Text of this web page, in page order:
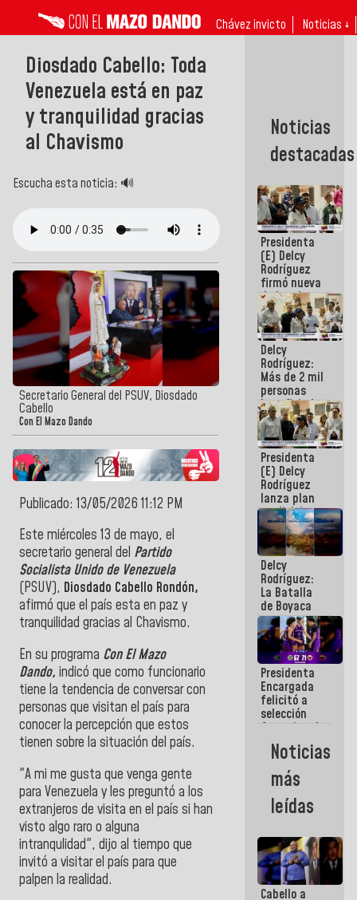
Chávez invicto Noticias ↓
Diosdado Cabello: Toda
Venezuela está en paz
y tranquilidad gracias
al Chavismo
Escucha esta noticia: 🔊
Secretario General del PSUV, Diosdado
Cabello
Con El Mazo Dando
Publicado: 13/05/2026 11:12 PM
Este miércoles 13 de mayo, el
secretario general del Partido
Socialista Unido de Venezuela
(PSUV), Diosdado Cabello Rondón,
afirmó que el país esta en paz y
tranquilidad gracias al Chavismo.
En su programa Con El Mazo
Dando, indicó que como funcionario
tiene la tendencia de conversar con
personas que visitan el país para
conocer la percepción que estos
tienen sobre la situación del país.
"A mi me gusta que venga gente
para Venezuela y les preguntó a los
extranjeros de visita en el país si han
visto algo raro o alguna
intranqulidad", dijo al tiempo que
invitó a visitar el país para que
palpen la realidad.
Noticias
destacadas
Presidenta
(E) Delcy
Rodríguez
firmó nueva
de Ley de
Arrendamiento
aprobada
por la AN
Delcy
Rodríguez:
Más de 2 mil
personas
beneficiadas
con planes
para
atención de
emergencia
sísmica en
la última
semana
Presidenta
(E) Delcy
Rodríguez
lanza plan
crediticio
con subsidio
a Juntas de
Condominio
Delcy
Rodríguez:
La Batalla
de Boyaca
representa
un capítulo
decisivo en
la gesta
emancipadora
de nuestra
América
Presidenta
Encargada
felicitó a
selección
femenina de
baloncesto
por su
clasificación
a la
AmeriCup
2027
Noticias
más
leídas
Cabello a